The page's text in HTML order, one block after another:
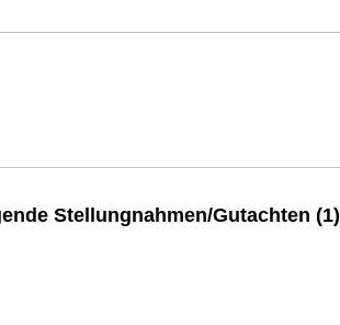
Stellungnahmen/Gutachten (1)